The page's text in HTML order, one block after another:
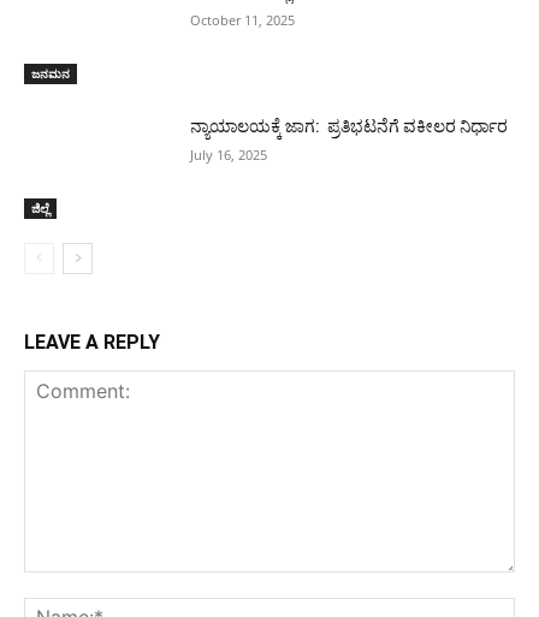
ಜನಮನ
October 11, 2025
ಜಿಲ್ಲೆ
ನ್ಯಾಯಾಲಯಕ್ಕೆ ಜಾಗ: ಪ್ರತಿಭಟನೆಗೆ ವಕೀಲರ ನಿರ್ಧಾರ
July 16, 2025
LEAVE A REPLY